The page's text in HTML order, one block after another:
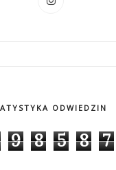
ODWIEDZIN
9 8 5 8 7